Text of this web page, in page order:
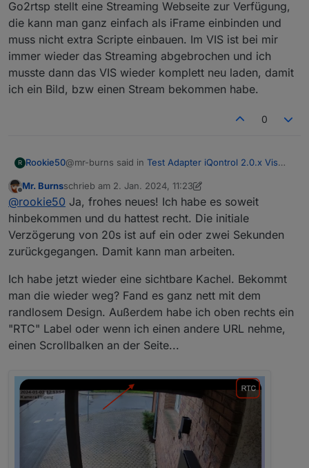
Go2rtsp stellt eine Streaming Webseite zur Verfügung,
die kann man ganz einfach als iFrame einbinden und
muss nicht extra Scripte einbauen. Im VIS ist bei mir
immer wieder das Streaming abgebrochen und ich
musste dann das VIS wieder komplett neu laden, damit
ich ein Bild, bzw einen Stream bekommen habe.
0
R Rookie50@mr-burns said in Test Adapter iQontrol 2.0.x Vis
noch mal an. Weshalb ist die GO Version
einfacher einzubinden
erstmal Frohes Neues ;-)
Go2rtsp stellt eine Streaming Webseite zur
einbinden und muss nicht extra Scripte einbauen. Im
VIS ist bei mir immer wieder das Streaming
abgebrochen und ich musste dann das VIS wieder
komplett neu laden, damit ich ein Bild, bzw einen
Stream bekommen habe.
Offline
Mr. Burnsschrieb am 2. Jan. 2024, 11:23
zuletzt editiert von Mr. Burns1. Feb. 2024, 12:24
@rookie50 Ja, frohes neues! Ich habe es soweit
hinbekommen und du hattest recht. Die initiale
Verzögerung von 20s ist auf ein oder zwei Sekunden
zurückgegangen. Damit kann man arbeiten.
Ich habe jetzt wieder eine sichtbare Kachel. Bekommt
man die wieder weg? Fand es ganz nett mit dem
randlosem Design. Außerdem habe ich oben rechts ein
"RTC" Label oder wenn ich einen andere URL nehme,
einen Scrollbalken an der Seite...